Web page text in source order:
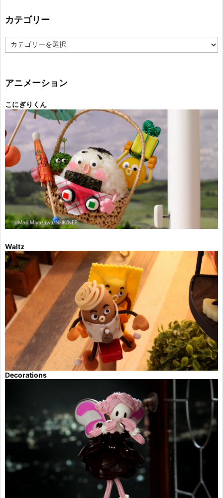
カテゴリー
テ
ー
アニメーション
こにぎりくん
Waltz
Decorations